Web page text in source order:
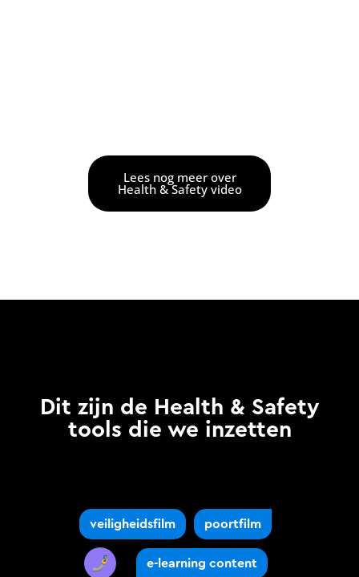
Lees nog meer over
Health & Safety video
Dit zijn de Health & Safety
tools die we inzetten
veiligheidsfilm poortfilm
e-learning content